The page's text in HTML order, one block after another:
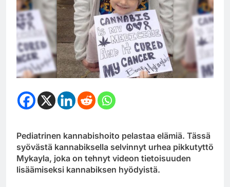
Pediatrinen kannabishoito pelastaa elämiä. Tässä
syövästä kannabiksella selvinnyt urhea pikkutyttö
Mykayla, joka on tehnyt videon tietoisuuden
lisäämiseksi kannabiksen hyödyistä.